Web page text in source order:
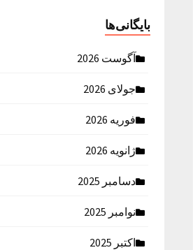
بایگانی‌ها
آگوست 2026
جولای 2026
فوریه 2026
ژانویه 2026
دسامبر 2025
نوامبر 2025
اکتبر 2025